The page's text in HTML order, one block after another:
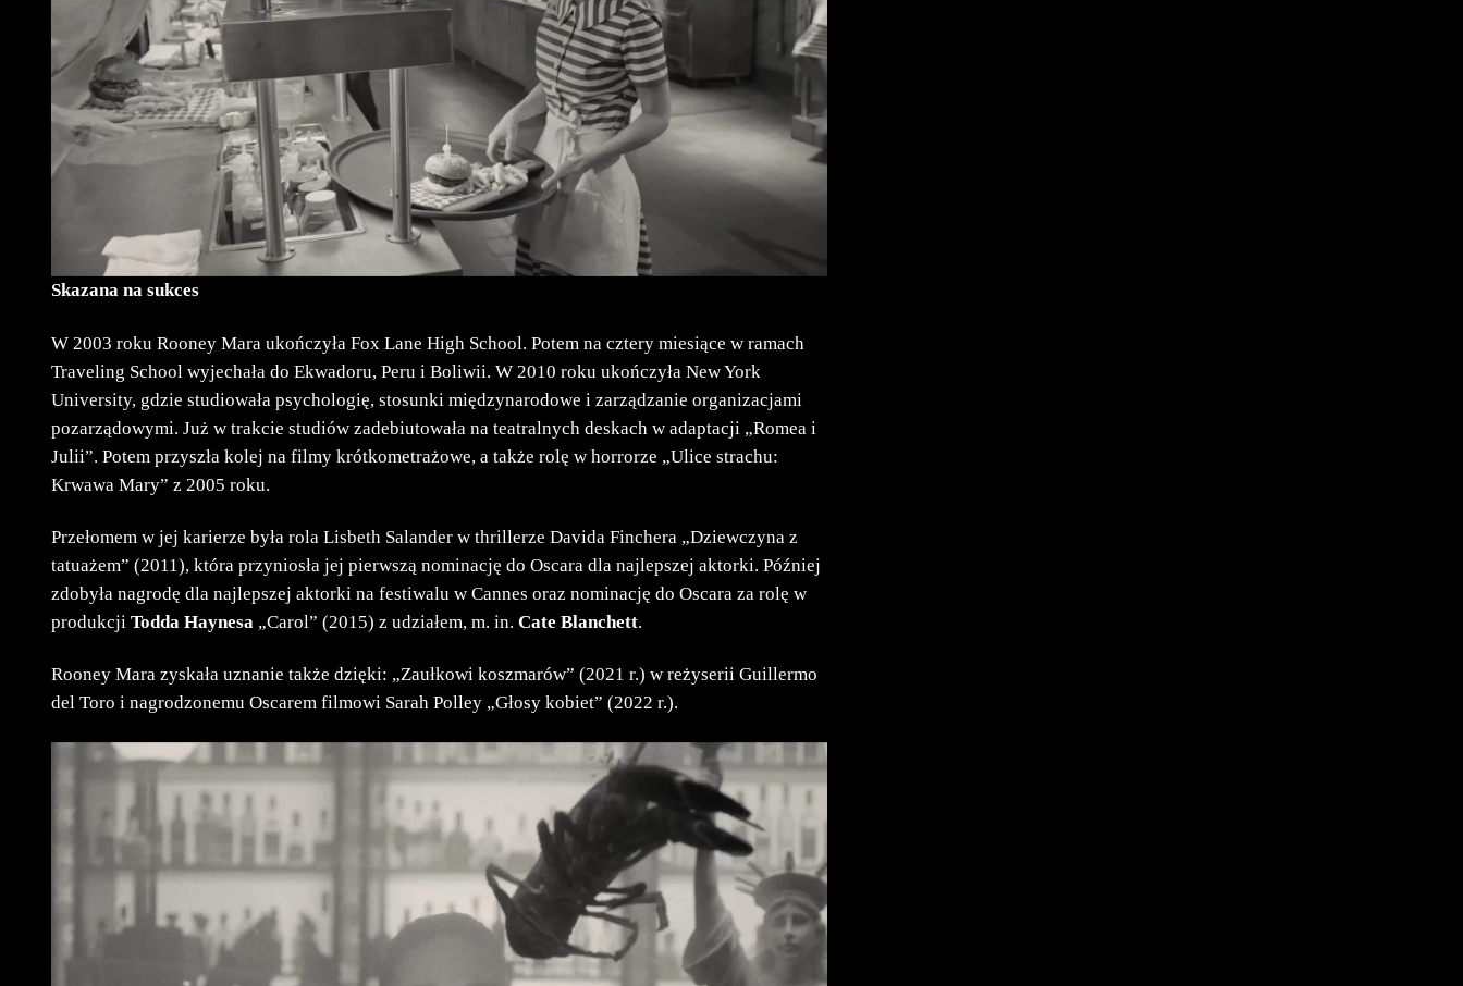
Skazana na sukces
W 2003 roku Rooney Mara ukończyła Fox Lane High School. Potem na cztery miesiące w ramach
Traveling School wyjechała do Ekwadoru, Peru i Boliwii. W 2010 roku ukończyła New York
University, gdzie studiowała psychologię, stosunki międzynarodowe i zarządzanie organizacjami
pozarządowymi. Już w trakcie studiów zadebiutowała na teatralnych deskach w adaptacji „Romea i
Julii”. Potem przyszła kolej na filmy krótkometrażowe, a także rolę w horrorze „Ulice strachu:
Krwawa Mary” z 2005 roku.
Przełomem w jej karierze była rola Lisbeth Salander w thrillerze Davida Finchera „Dziewczyna z
tatuażem” (2011), która przyniosła jej pierwszą nominację do Oscara dla najlepszej aktorki. Później
zdobyła nagrodę dla najlepszej aktorki na festiwalu w Cannes oraz nominację do Oscara za rolę w
produkcji Todda Haynesa„Carol” (2015) z udziałem, m. in. Cate Blanchett.
Rooney Mara zyskała uznanie także dzięki: „Zaułkowi koszmarów” (2021 r.) w reżyserii Guillermo
del Toro i nagrodzonemu Oscarem filmowi Sarah Polley „Głosy kobiet” (2022 r.).